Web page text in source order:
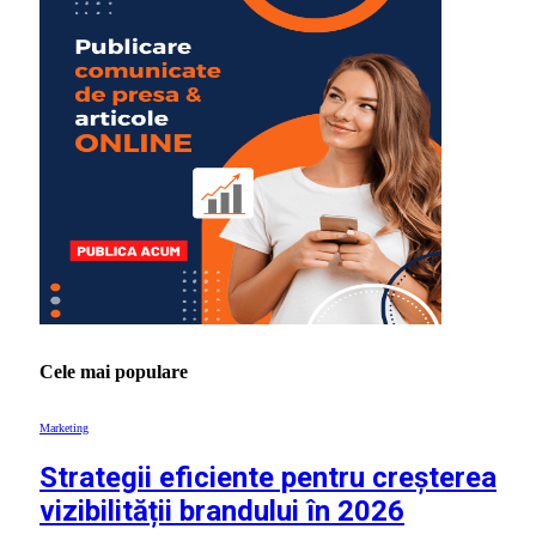
Cele mai populare
Marketing
Strategii eficiente pentru creșterea
vizibilității brandului în 2026